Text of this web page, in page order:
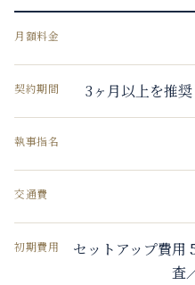
月額料金
契約期間 3ヶ月以上を推
執事指名
交通費
初期費用
セットアップ費用
査